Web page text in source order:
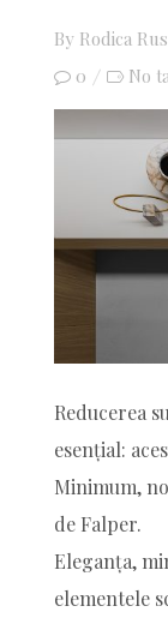
By Rodica
0
No
Reducerea
esențial:
Minimum,
de Falper.
Eleganța,
elementele